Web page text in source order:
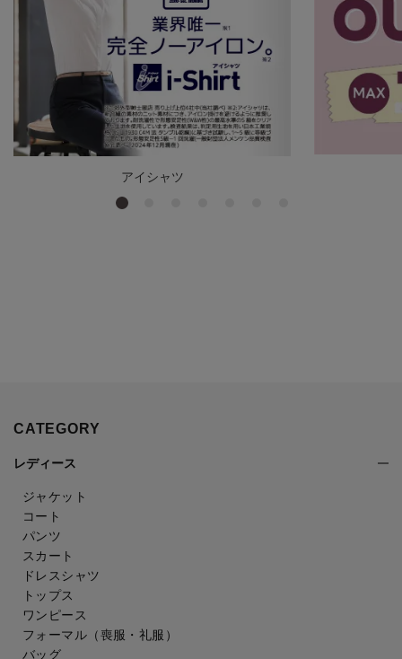
アイシャツ
CATEGORY
レディース
ジャケット
コート
パンツ
スカート
ドレスシャツ
トップス
ワンピース
フォーマル（喪服・礼服）
バッグ